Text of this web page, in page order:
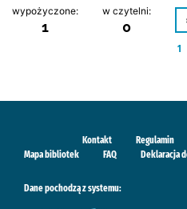
wypożyczone:
1
w czytelni:
0
1
Kontakt Regulamin
Mapa bibliotek
FAQ Deklaracja
Dane pochodzą z systemu: